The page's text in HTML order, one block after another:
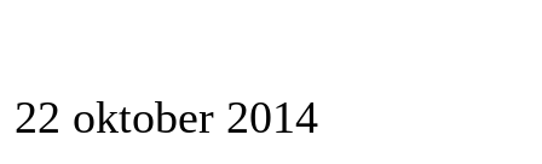
22 oktober 2014